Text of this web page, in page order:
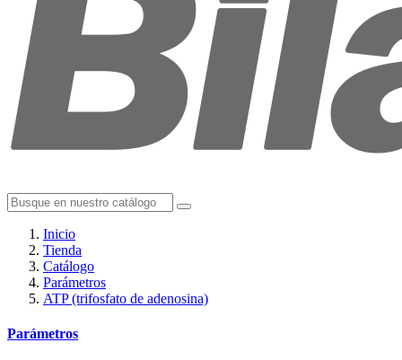
Inicio
Tienda
Catálogo
Parámetros
ATP (trifosfato de adenosina)
Parámetros